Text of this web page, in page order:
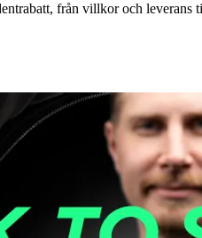
från villkor och